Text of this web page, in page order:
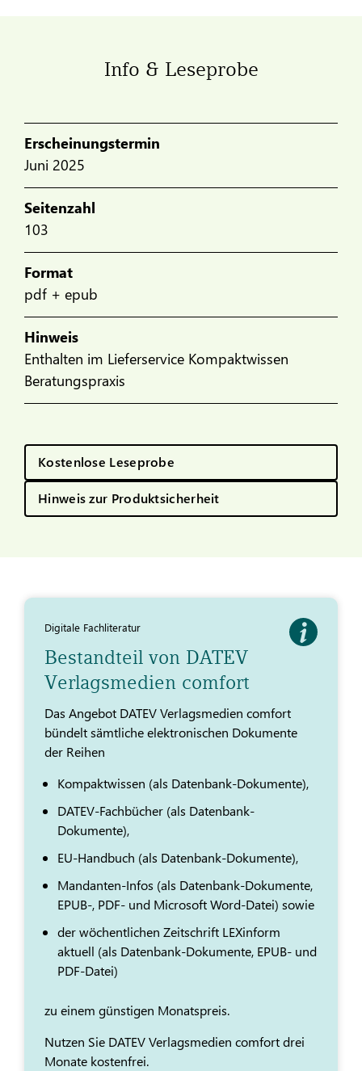
Info & Leseprobe
Erscheinungstermin
Juni 2025
Seitenzahl
103
Format
pdf + epub
Hinweis
Enthalten im Lieferservice Kompaktwissen
Beratungspraxis
Kostenlose Leseprobe
Hinweis zur Produktsicherheit
Digitale Fachliteratur
Bestandteil von DATEV
Verlagsmedien comfort
Das Angebot DATEV Verlagsmedien comfort
bündelt sämtliche elektronischen Dokumente
der Reihen
Kompaktwissen (als Datenbank-Dokumente),
DATEV-Fachbücher (als Datenbank-
Dokumente),
EU-Handbuch (als Datenbank-Dokumente),
Mandanten-Infos (als Datenbank-Dokumente,
EPUB-, PDF- und Microsoft Word-Datei) sowie
der wöchentlichen Zeitschrift LEXinform
aktuell (als Datenbank-Dokumente, EPUB- und
PDF-Datei)
zu einem günstigen Monatspreis.
Nutzen Sie DATEV Verlagsmedien comfort drei
Monate kostenfrei.